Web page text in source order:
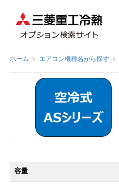
ホーム エアコン機種名から探す
容量